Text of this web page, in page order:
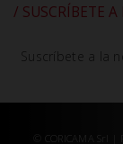
/ SUSCRÍBETE A
Suscríbete a la
© CORICAMA Srl